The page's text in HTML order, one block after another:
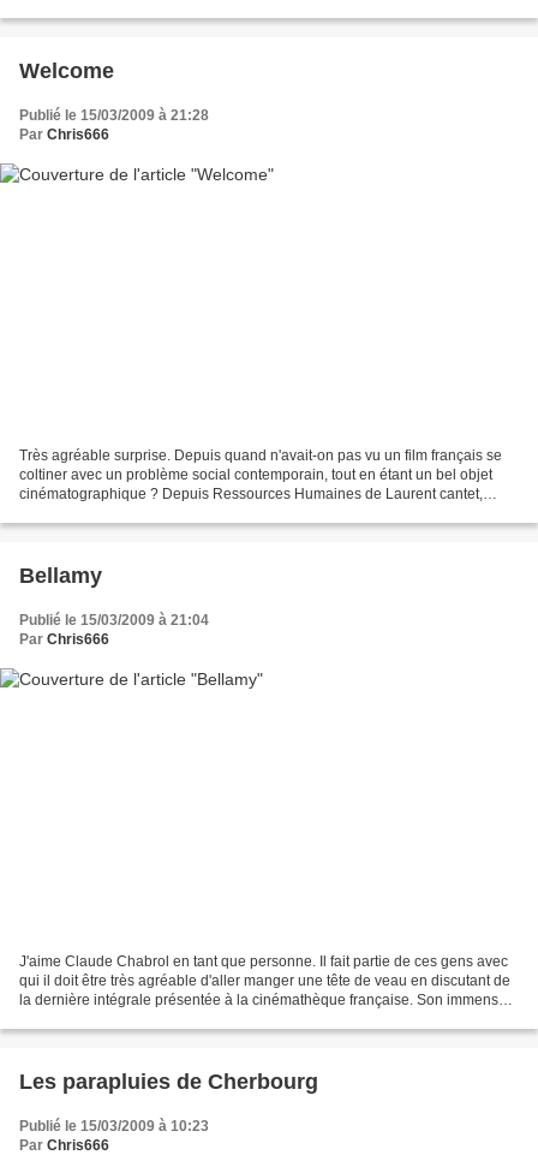
Welcome
Publié le 15/03/2009 à 21:28
Par Chris666
Très agréable surprise. Depuis quand n'avait-on pas vu un film français se
coltiner avec un problème social contemporain, tout en étant un bel objet
cinématographique ? Depuis Ressources Humaines de Laurent cantet,
Bellamy
Publié le 15/03/2009 à 21:04
Par Chris666
J'aime Claude Chabrol en tant que personne. Il fait partie de ces gens avec
qui il doit être très agréable d'aller manger une tête de veau en discutant de
la dernière intégrale présentée à la cinémathèque française. Son immense
Les parapluies de Cherbourg
Publié le 15/03/2009 à 10:23
Par Chris666